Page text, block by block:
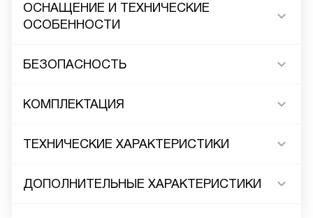
ОСНАЩЕНИЕ И ТЕХНИЧЕСКИЕ
ОСОБЕННОСТИ
БЕЗОПАСНОСТЬ
КОМПЛЕКТАЦИЯ
ТЕХНИЧЕСКИЕ ХАРАКТЕРИСТИКИ
ДОПОЛНИТЕЛЬНЫЕ ХАРАКТЕРИСТИКИ